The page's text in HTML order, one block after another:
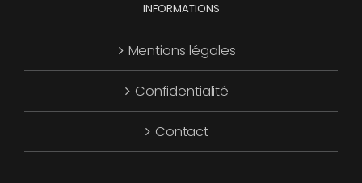
options
être
choisies
sur
INFORMATIONS
Mentions légales
Confidentialité
Contact